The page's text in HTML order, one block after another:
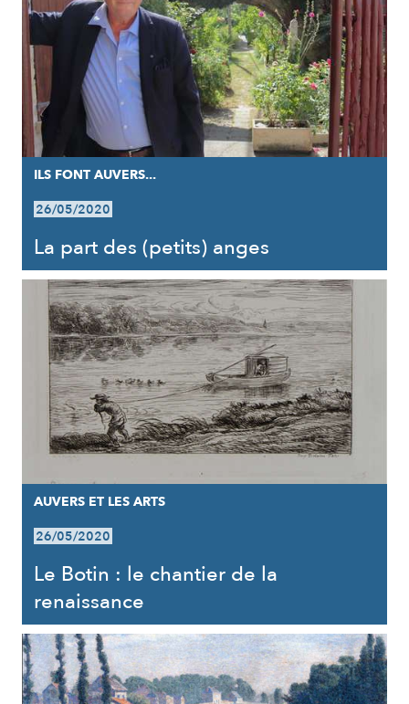
ILS FONT AUVERS...
26/05/2020
La part des (petits) anges
AUVERS ET LES ARTS
26/05/2020
Le Botin : le chantier de la
renaissance